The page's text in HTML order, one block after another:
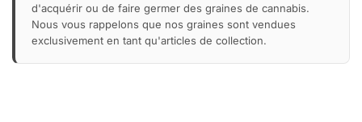
d'acquérir ou de faire germer des graines de cannabis.
Nous vous rappelons que nos graines sont vendues
exclusivement en tant qu'articles de collection.